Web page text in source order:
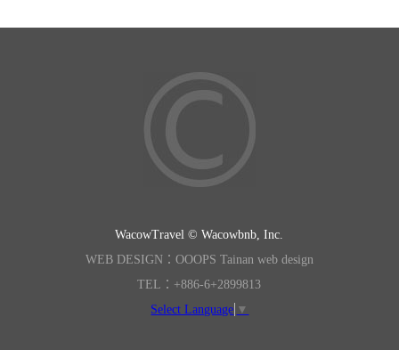
WacowTravel © Wacowbnb, Inc.
WEB DESIGN：OOOPS Tainan web design
TEL：+886-6+2899813
Select Language ▼